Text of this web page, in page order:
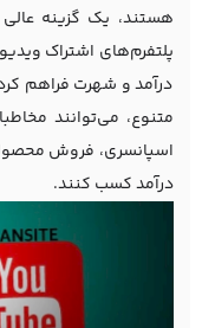
هستند، یک گزینه
پلتفرم‌های اشتراک
درآمد و شهرت فراهم
متنوع، می‌توانند
اسپانسری، فروش
درآمد کسب کنند.